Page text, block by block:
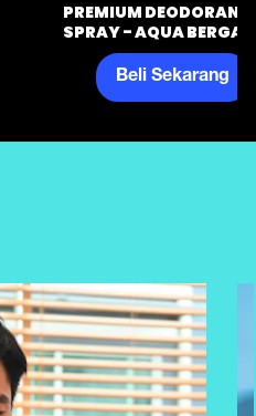
PREMIUM DEODORANT
SPRAY - AQUA
Beli Sekarang